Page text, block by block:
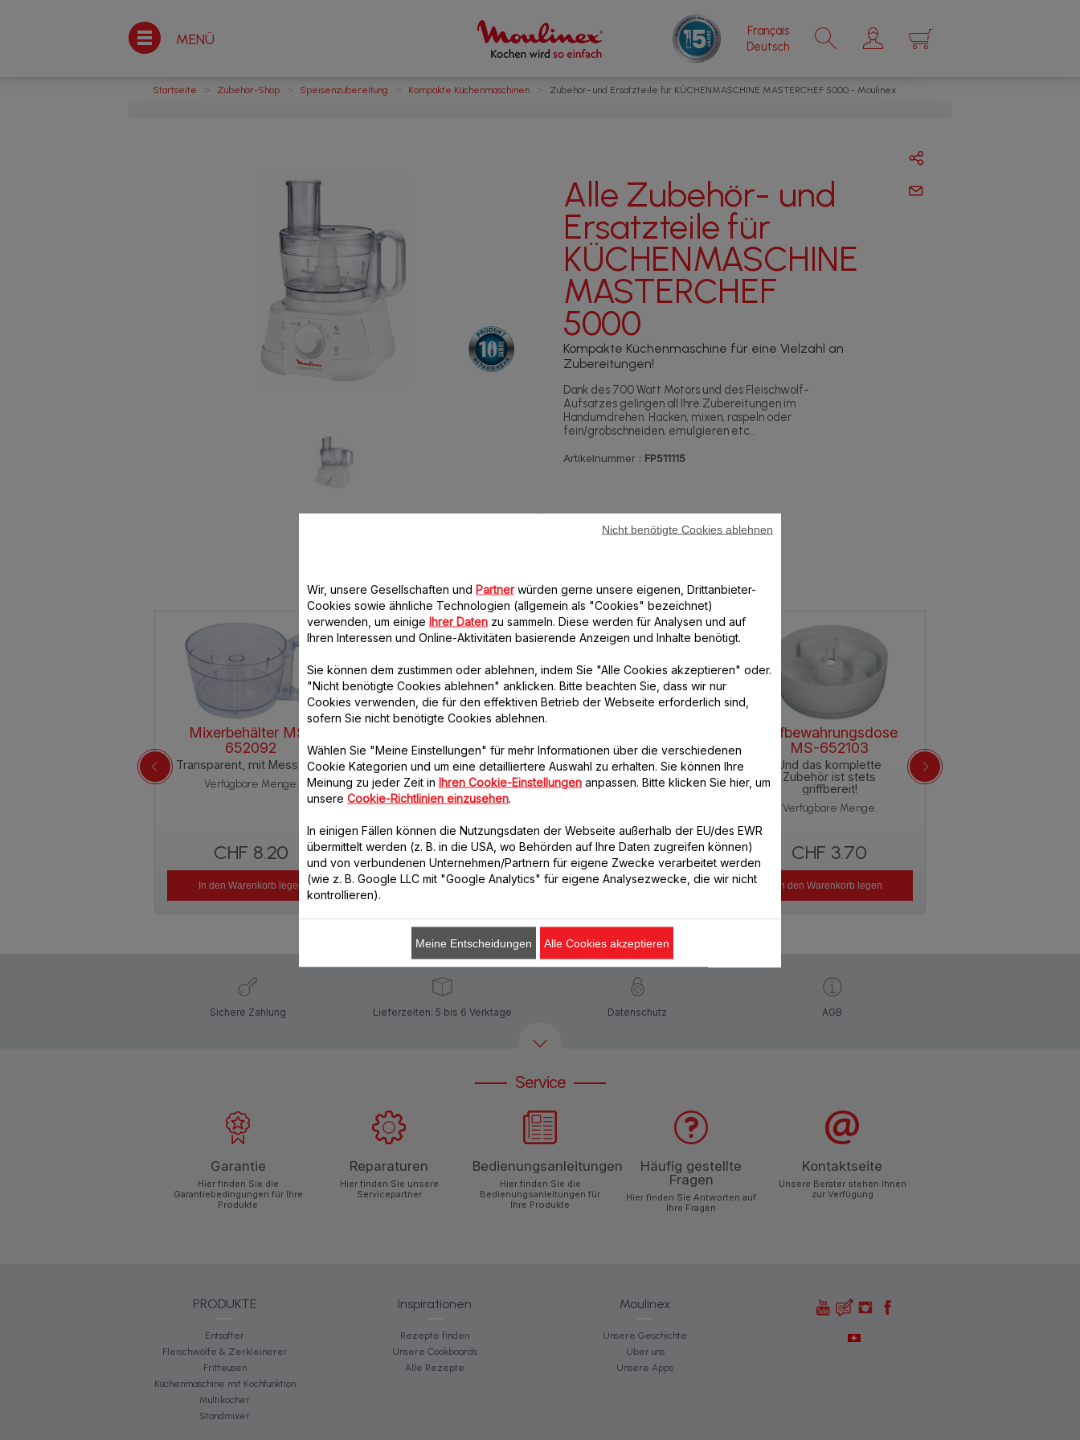
MENÜ
Français
Deutsch
×
Startseite > Zubehör-Shop Speisenzubereitung Kompakte Küchenmaschinen Zubehör- und Ersatzteile für KÜCHENMASCHINE MASTERCHEF 5000 - Moulinex
Alle Zubehör- und
Ersatzteile für
KÜCHENMASCHINE
MASTERCHEF
5000
Kompakte Küchenmaschine für eine Vielzahl an
Zubereitungen!
Dank des 700 Watt Motors und des Fleischwolf-
Aufsatzes gelingen all Ihre Zubereitungen im
Handumdrehen: Hacken, mixen, raspeln oder
fein/grobschneiden, emulgieren etc..
Artikelnummer : FP511115
11 Zubehör-Teil(e) für dieses Produkt
Mixerbehälter MS-
652092
Transparent, mit Messskala
Verfügbare Menge.
CHF 8.20
In den Warenkorb legen
MS-652095
Geriebener Käse in
kürzester Zeit!
Verfügbare Menge.
CHF 6.40
In den Warenkorb legen
Mixerbehälter MS-
652091
Vermeidet Spritzer
CHF 5.50
In den Warenkorb legen
MS-652103
Und das komplette
Zubehör ist stets
griffbereit!
Verfügbare Menge.
CHF 3.70
In den Warenkorb legen
Sichere Zahlung Lieferzeiten: 5 bis 6 Verktage Datenschutz AGB
Service
Garantie
Hier finden Sie die
Garantiebedingungen für Ihre
Produkte
Reparaturen
Hier finden Sie unsere
Servicepartner
Bedienungsanleitungen
Hier finden Sie die
Bedienungsanleitungen für
Ihre Produkte
Häufig gestellte
Fragen
Hier finden Sie Antworten auf
Ihre Fragen
Kontaktseite
Unsere Berater stehen Ihnen
zur Verfügung
PRODUKTE
Entsafter
Fleischwölfe & Zerkleinerer
Fritteusen
Küchenmaschine mit Kochfunktion
Multikocher
Standmixer
Inspirationen
Rezepte finden
Unsere Cookboards
Alle Rezepte
Moulinex
Unsere Geschichte
Über uns
Unsere Apps
Wir, unsere Gesellschaften und Partnerwürden gerne unsere eigenen, Drittanbieter-
Cookies sowie ähnliche Technologien (allgemein als "Cookies" bezeichnet)
verwenden, um einige Ihrer Daten zu sammeln. Diese werden für Analysen und auf
Ihren Interessen und Online-Aktivitäten basierende Anzeigen und Inhalte benötigt.
Sie können dem zustimmen oder ablehnen, indem Sie "Alle Cookies akzeptieren" oder.
"Nicht benötigte Cookies ablehnen" anklicken. Bitte beachten Sie, dass wir nur
Cookies verwenden, die für den effektiven Betrieb der Webseite erforderlich sind,
sofern Sie nicht benötigte Cookies ablehnen.
Wählen Sie "Meine Einstellungen" für mehr Informationen über die verschiedenen
Cookie Kategorien und um eine detailliertere Auswahl zu erhalten. Sie können Ihre
Meinung zu jeder Zeit in Ihren Cookie-Einstellungen anpassen. Bitte klicken Sie hier, um
unsere Cookie-Richtlinien einzusehen.
In einigen Fällen können die Nutzungsdaten der Webseite außerhalb der EU/des EWR
übermittelt werden (z. B. in die USA, wo Behörden auf Ihre Daten zugreifen können)
und von verbundenen Unternehmen/Partnern für eigene Zwecke verarbeitet werden
(wie z. B. Google LLC mit "Google Analytics" für eigene Analysezwecke, die wir nicht
kontrollieren).
Nicht benötigte Cookies ablehnen
Meine Entscheidungen Alle Cookies akzeptieren